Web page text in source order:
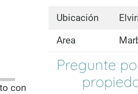
Ubicación
Area
con
Pregunte